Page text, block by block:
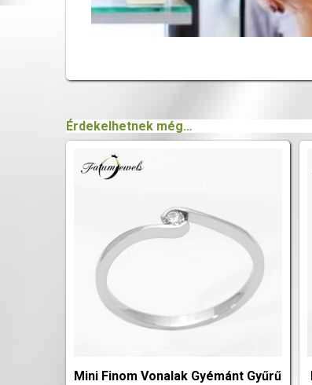
Érdekelhetnek még…
Mini Finom Vonalak Gyémánt Gyűrű